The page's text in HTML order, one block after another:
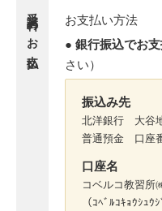
受講料のお支払い
お支払い方法
● 銀行振込でお
さい）
振込み先
北洋銀行 大谷
普通預金 口座
口座名
コベルコ教習所
（ｺﾍﾞﾙｺｷｮｳｼｭ